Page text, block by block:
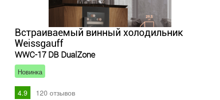
Встраиваемый винный холодильник
Weissgauff
WWC-17 DB DualZone
Новинка
4.9 120 отзывов